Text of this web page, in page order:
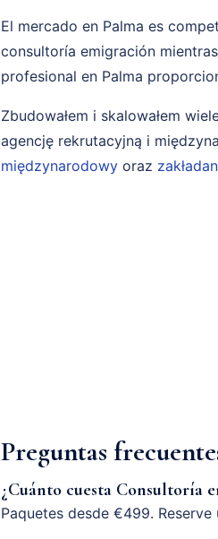
El mercado en Palma es
consultoría emigración
profesional en Palma
Zbudowałem i skalowałem
agencję rekrutacyjną i
międzynarodowy oraz
Preguntas
¿Cuánto cuesta Consultoría
Paquetes desde €499.